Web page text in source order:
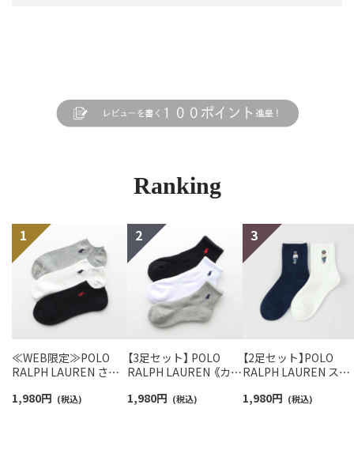
Ranking
≪WEB限定≫POLO
RALPH LAUREN さら
スニーカー丈ソックス
1,980円 (税込)
【3足セット】 POLO
RALPH LAUREN 《カラ
ンポイントソックス シ
1,980円 (税込)
【2足セット】POLO
RALPH LAUREN スタ
ロベア オーガニック
1,980円 (税込)